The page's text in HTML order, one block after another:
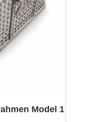
Model 1